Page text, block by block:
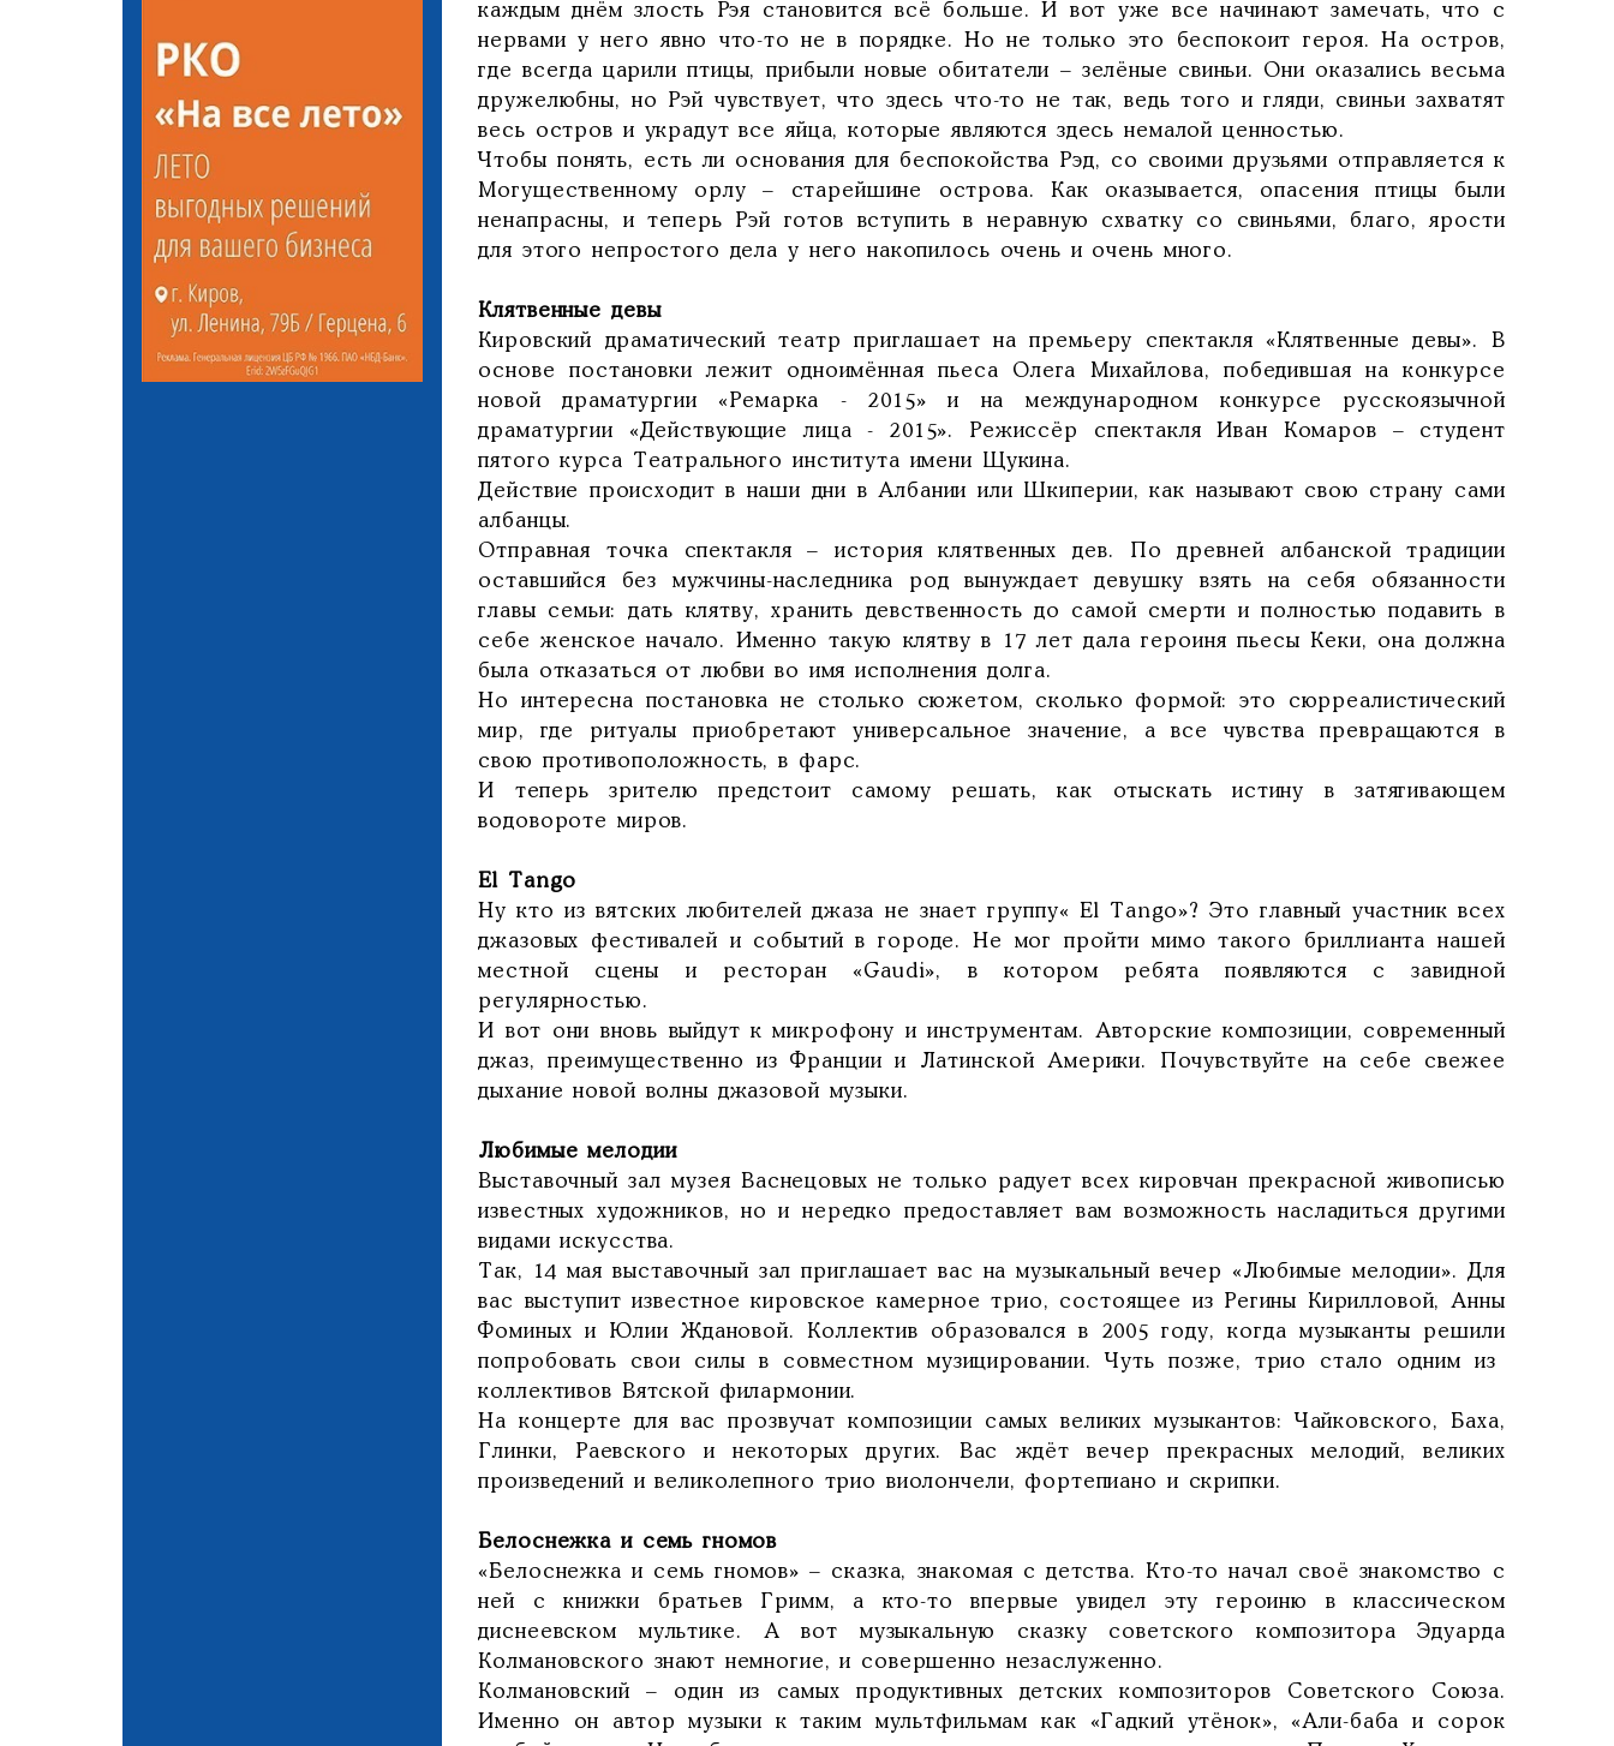
каждым днём злость Рэя становится всё больше. И вот уже все начинают замечать, что с
нервами у него явно что-то не в порядке. Но не только это беспокоит героя. На остров,
где всегда царили птицы, прибыли новые обитатели – зелёные свиньи. Они оказались весьма
дружелюбны, но Рэй чувствует, что здесь что-то не так, ведь того и гляди, свиньи захватят
весь остров и украдут все яйца, которые являются здесь немалой ценностью.
Чтобы понять, есть ли основания для беспокойства Рэд, со своими друзьями отправляется к
Могущественному орлу – старейшине острова. Как оказывается, опасения птицы были
ненапрасны, и теперь Рэй готов вступить в неравную схватку со свиньями, благо, ярости
для этого непростого дела у него накопилось очень и очень много.
Клятвенные девы
Кировский драматический театр приглашает на премьеру спектакля «Клятвенные девы». В
основе постановки лежит одноимённая пьеса Олега Михайлова, победившая на конкурсе
новой драматургии «Ремарка - 2015» и на международном конкурсе русскоязычной
драматургии «Действующие лица - 2015». Режиссёр спектакля Иван Комаров – студент
пятого курса Театрального института имени Щукина.
Действие происходит в наши дни в Албании или Шкиперии, как называют свою страну сами
албанцы.
Отправная точка спектакля – история клятвенных дев. По древней албанской традиции
оставшийся без мужчины-наследника род вынуждает девушку взять на себя обязанности
главы семьи: дать клятву, хранить девственность до самой смерти и полностью подавить в
себе женское начало. Именно такую клятву в 17 лет дала героиня пьесы Кеки, она должна
была отказаться от любви во имя исполнения долга.
Но интересна постановка не столько сюжетом, сколько формой: это сюрреалистический
мир, где ритуалы приобретают универсальное значение, а все чувства превращаются в
свою противоположность, в фарс.
И теперь зрителю предстоит самому решать, как отыскать истину в затягивающем
водовороте миров.
El Tango
Ну кто из вятских любителей джаза не знает группу« El Tango»? Это главный участник всех
джазовых фестивалей и событий в городе. Не мог пройти мимо такого бриллианта нашей
местной сцены и ресторан «Gaudi», в котором ребята появляются с завидной
регулярностью.
И вот они вновь выйдут к микрофону и инструментам. Авторские композиции, современный
джаз, преимущественно из Франции и Латинской Америки. Почувствуйте на себе свежее
дыхание новой волны джазовой музыки.
Любимые мелодии
Выставочный зал музея Васнецовых не только радует всех кировчан прекрасной живописью
известных художников, но и нередко предоставляет вам возможность насладиться другими
видами искусства.
Так, 14 мая выставочный зал приглашает вас на музыкальный вечер «Любимые мелодии». Для
вас выступит известное кировское камерное трио, состоящее из Регины Кирилловой, Анны
Фоминых и Юлии Ждановой. Коллектив образовался в 2005 году, когда музыканты решили
попробовать свои силы в совместном музицировании. Чуть позже, трио стало одним из
коллективов Вятской филармонии.
На концерте для вас прозвучат композиции самых великих музыкантов: Чайковского, Баха,
Глинки, Раевского и некоторых других. Вас ждёт вечер прекрасных мелодий, великих
произведений и великолепного трио виолончели, фортепиано и скрипки.
Белоснежка и семь гномов
«Белоснежка и семь гномов» – сказка, знакомая с детства. Кто-то начал своё знакомство с
ней с книжки братьев Гримм, а кто-то впервые увидел эту героиню в классическом
диснеевском мультике. А вот музыкальную сказку советского композитора Эдуарда
Колмановского знают немногие, и совершенно незаслуженно.
Колмановский – один из самых продуктивных детских композиторов Советского Союза.
Именно он автор музыки к таким мультфильмам как «Гадкий утёнок», «Али-баба и сорок